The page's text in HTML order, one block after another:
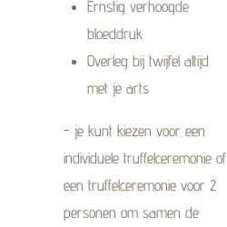
Ernstig verhoogde
bloeddruk
Overleg bij twijfel altijd
met je arts
- je kunt kiezen voor een
individuele truffelceremonie of
een truffelceremonie voor 2
personen om samen de